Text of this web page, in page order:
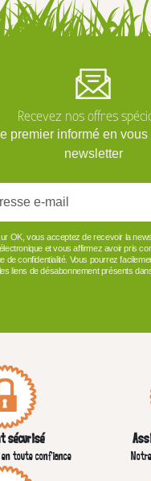
Recevez nos offres
premier informé en
newsletter
OK, vous acceptez de recevoir la
et vous affirmez avoir pris
de confidentialité. Vous pourrez
liens de désabonnement présents
sécurisé
toute confiance